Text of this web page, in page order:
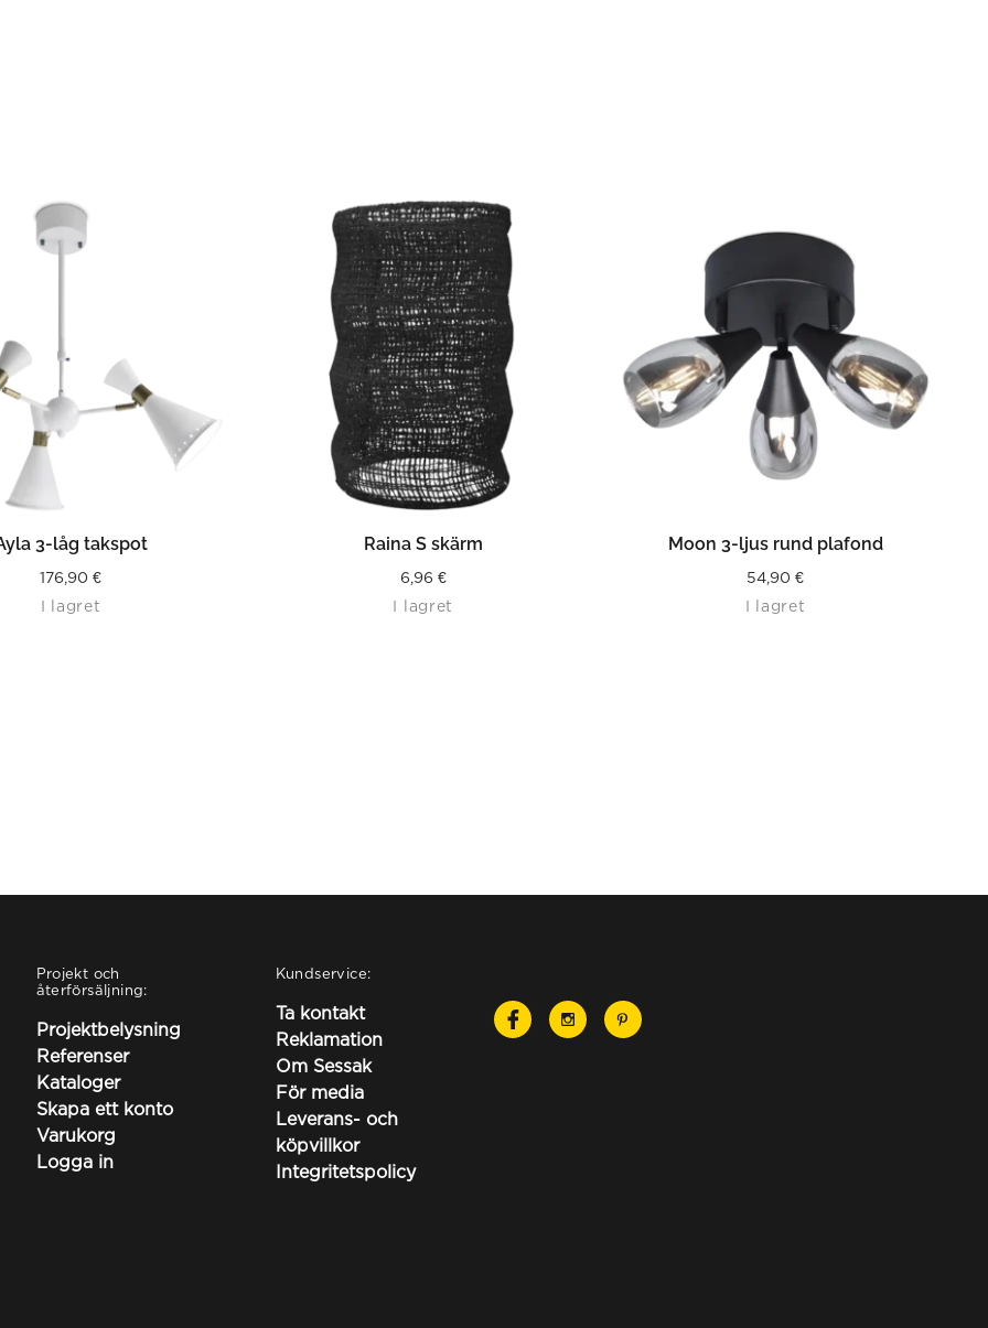
LÄS MER
3-låg takspot
176,90€
I lagret
LÄS MER
Raina S skärm
6,96 €
I lagret
LÄS MER
Moon 3-ljus rund plafond
54,90€
I lagret
Projekt och
återförsäljning:
Projektbelysning
Referenser
Kataloger
Skapa ett konto
Varukorg
Logga in
Kundservice:
Ta kontakt
Reklamation
Om Sessak
För media
Leverans- och
köpvillkor
Integritetspolicy